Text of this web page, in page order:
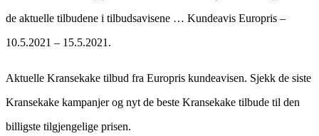
de aktuelle tilbudene i tilbudsavisene … Kundeavis Europris –
10.5.2021 – 15.5.2021.
Aktuelle Kransekake tilbud fra Europris kundeavisen. Sjekk de siste
Kransekake kampanjer og nyt de beste Kransekake tilbude til den
billigste tilgjengelige prisen.